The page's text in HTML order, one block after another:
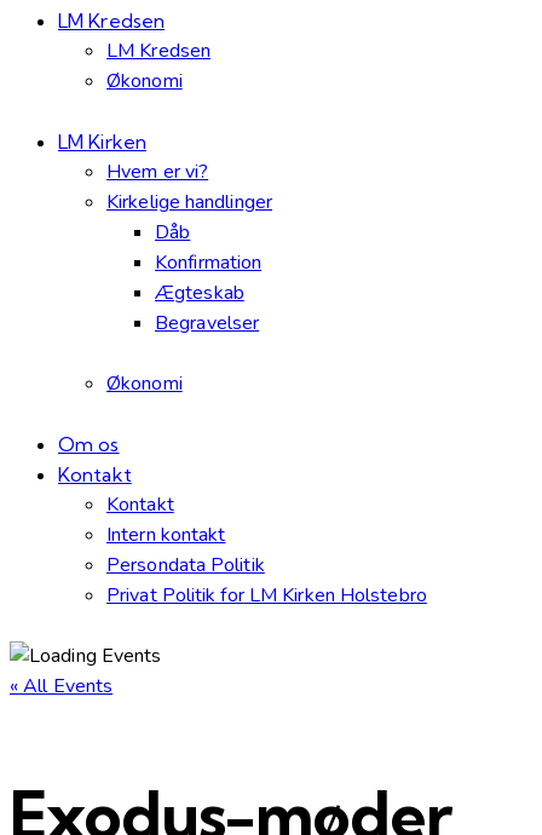
LM Kredsen
LM Kredsen
Økonomi
LM Kirken
Hvem er vi?
Kirkelige handlinger
Dåb
Konfirmation
Ægteskab
Begravelser
Økonomi
Om os
Kontakt
Kontakt
Intern kontakt
Persondata Politik
Privat Politik for LM Kirken Holstebro
« All Events
Exodus-møder